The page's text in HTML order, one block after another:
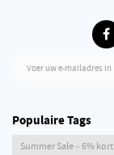
Voer uw e-mailadres in
Populaire Tags
Summer Sale – 6%